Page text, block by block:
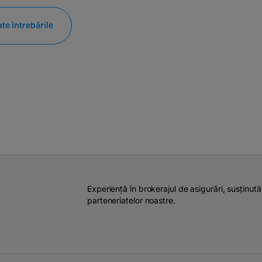
întrebările
Experiență în brokerajul de asigurări,
parteneriatelor noastre.